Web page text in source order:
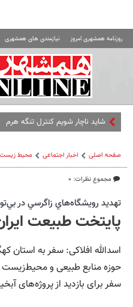
روزنامه همشهری امروز نیازمندی های همشهری
شاید ناچار شویم کنترل تنگه هرمز را
صفحه اصلی اخبار اجتماعی محیط زیست
مجموع نظرات: ۰
تهديد رويشگاه‌هاي زاگرسي در
پایتخت طبیعت
اسدالله افلاکی: سفر به استان
حوزه منابع طبیعی و محیط‌زیست
سفر برای بازدید از پروژه‌های